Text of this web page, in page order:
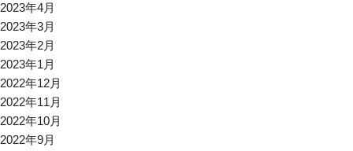
2023年4月
2023年3月
2023年2月
2023年1月
2022年12月
2022年11月
2022年10月
2022年9月